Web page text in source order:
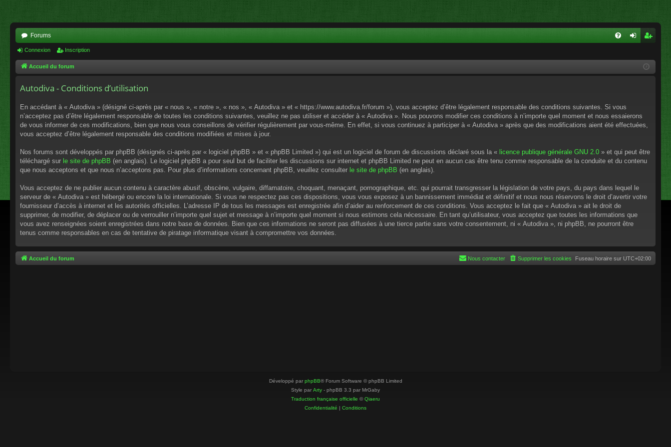
Forums
cri
Connexion Inscription
Accueil du forum
Autodiva - Conditions d’utilisation
En accédant à « Autodiva » (désigné ci-après par « nous », « notre », « nos », « Autodiva » et « https://www.autodiva.fr/forum »), vous acceptez d’être légalement responsable des conditions suivantes. Si vous
n’acceptez pas d’être légalement responsable de toutes les conditions suivantes, veuillez ne pas utiliser et accéder à « Autodiva ». Nous pouvons modifier ces conditions à n’importe quel moment et nous essaierons
de vous informer de ces modifications, bien que nous vous conseillons de vérifier régulièrement par vous-même. En effet, si vous continuez à participer à « Autodiva » après que des modifications aient été effectuées,
vous acceptez d’être légalement responsable des conditions modifiées et mises à jour.
Nos forums sont développés par phpBB (désignés ci-après par « logiciel phpBB » et « phpBB Limited ») qui est un logiciel de forum de discussions déclaré sous la « licence publique générale GNU 2.0 » et qui peut être
téléchargé sur le site de phpBB (en anglais). Le logiciel phpBB a pour seul but de faciliter les discussions sur internet et phpBB Limited ne peut en aucun cas être tenu comme responsable de la conduite et du contenu
que nous acceptons et que nous n’acceptons pas. Pour plus d’informations concernant phpBB, veuillez consulter le site de phpBB (en anglais).
Vous acceptez de ne publier aucun contenu à caractère abusif, obscène, vulgaire, diffamatoire, choquant, menaçant, pornographique, etc. qui pourrait transgresser la législation de votre pays, du pays dans lequel le
serveur de « Autodiva » est hébergé ou encore la loi internationale. Si vous ne respectez pas ces dispositions, vous vous exposez à un bannissement immédiat et définitif et nous nous réservons le droit d’avertir votre
fournisseur d’accès à internet et les autorités officielles. L’adresse IP de tous les messages est enregistrée afin d’aider au renforcement de ces conditions. Vous acceptez le fait que « Autodiva » ait le droit de
supprimer, de modifier, de déplacer ou de verrouiller n’importe quel sujet et message à n’importe quel moment si nous estimons cela nécessaire. En tant qu’utilisateur, vous acceptez que toutes les informations que
vous avez renseignées soient enregistrées dans notre base de données. Bien que ces informations ne seront pas diffusées à une tierce partie sans votre consentement, ni « Autodiva », ni phpBB, ne pourront être
tenus comme responsables en cas de tentative de piratage informatique visant à compromettre vos données.
Accueil du forum Fuseau horaire sur UTC+02:00
Supprimer les cookies
Nous contacter
Développé par phpBB® Forum Software © phpBB Limited
Style par Arty - phpBB 3.3 par MrGaby
Traduction française officielle ©Qiaeru
Confidentialité | Conditions